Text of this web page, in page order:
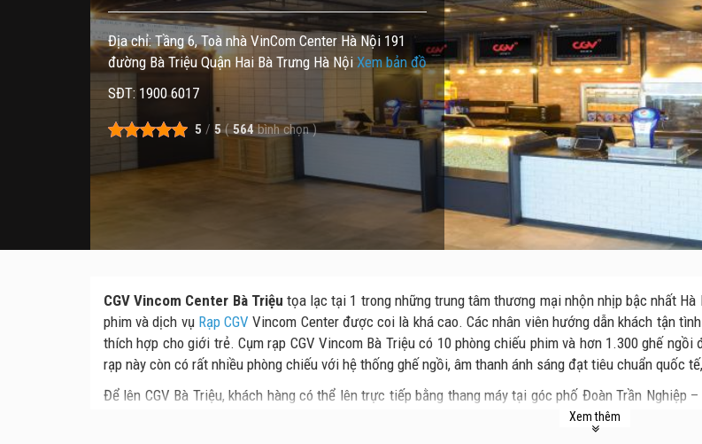
Địa chỉ: Tầng 6, Toà nhà VinCom Center Hà Nội 191
đường Bà Triệu Quận Hai Bà Trưng Hà Nội Xem bản đồ
SĐT: 1900 6017
5 / 5 ( 564 bình chọn)
CGV Vincom Center Bà Triệu tọa lạc tại 1 trong những trung tâm thương mại nhộn nhịp bậc nhất
phim và dịch vụ Rạp CGV Vincom Center được coi là khá cao. Các nhân viên hướng dẫn khách tận
thích hợp cho giới trẻ. Cụm rạp CGV Vincom Bà Triệu có 10 phòng chiếu phim và hơn 1.300 ghế
rạp này còn có rất nhiều phòng chiếu với hệ thống ghế ngồi, âm thanh ánh sáng đạt tiêu chuẩn quốc
Để lên CGV Bà Triệu, khách hàng có thể lên trực tiếp bằng thang máy tại góc phố Đoàn Trần Nghiệp
Tuy nhiên, nếu thang máy quá đông hoặc khách đang ở trong trung tâm thương mại Vincom thì có
Xem thêm